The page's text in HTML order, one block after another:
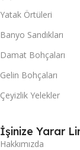
Yatak Örtüleri
Banyo Sandıkları
Damat Bohçaları
Gelin Bohçaları
Çeyizlik Yelekler
İşinize Yarar
Hakkımızda